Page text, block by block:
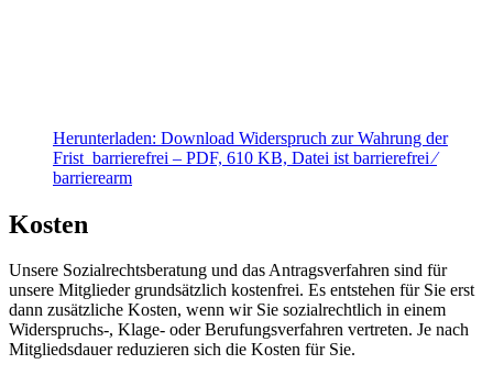
Herunterladen: Download Widerspruch zur Wahrung der
Frist_barrierefrei – PDF, 610 KB, Datei ist barrierefrei ⁄
barrierearm
Kosten
Unsere Sozialrechtsberatung und das Antragsverfahren sind für
unsere Mitglieder grundsätzlich kostenfrei. Es entstehen für Sie erst
dann zusätzliche Kosten, wenn wir Sie sozialrechtlich in einem
Widerspruchs-, Klage- oder Berufungsverfahren vertreten. Je nach
Mitgliedsdauer reduzieren sich die Kosten für Sie.